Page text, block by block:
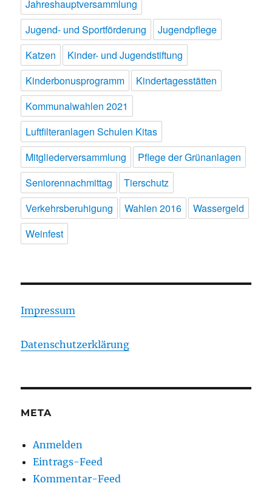
Jahreshauptversammlung
Jugend- und Sportförderung
Jugendpflege
Katzen
Kinder- und Jugendstiftung
Kinderbonusprogramm
Kindertagesstätten
Kommunalwahlen 2021
Luftfilteranlagen Schulen Kitas
Mitgliederversammlung
Pflege der Grünanlagen
Seniorennachmittag
Tierschutz
Verkehrsberuhigung
Wahlen 2016
Wassergeld
Weinfest
Impressum
Datenschutzerklärung
META
Anmelden
Eintrags-Feed
Kommentar-Feed